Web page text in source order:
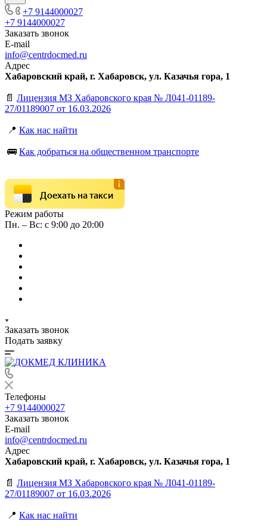
+7 9144000027
+7 9144000027
Заказать звонок
E-mail
info@centrdocmed.ru
Адрес
Хабаровский край, г. Хабаровск, ул. Казачья гора, 1
📄 Лицензия МЗ Хабаровского края № Л041-01189-
27/01189007 от 16.03.2026
📍 Как нас найти
🚌 Как добраться на общественном транспорте
Доехать на такси
Режим работы
Пн. – Вс: с 9:00 до 20:00
Заказать звонок
Подать заявку
Телефоны
+7 9144000027
Заказать звонок
E-mail
info@centrdocmed.ru
Адрес
Хабаровский край, г. Хабаровск, ул. Казачья гора, 1
📄 Лицензия МЗ Хабаровского края № Л041-01189-
27/01189007 от 16.03.2026
📍 Как нас найти